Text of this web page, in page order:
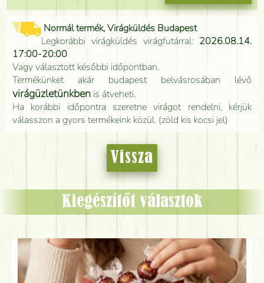
Normál termék, Virágküldés Budapest
Legkorábbi virágküldés virágfutárral: 2026.08.14.
17:00-20:00
Vagy választott későbbi időpontban.
Termékünket akár budapest belvásrosában lévő
virágüzletünkben is átveheti.
Ha korábbi időpontra szeretne virágot rendelni, kérjük
válasszon a gyors termékeink közül. (zöld kis kocsi jel)
Vissza
Kiegészítőt választok